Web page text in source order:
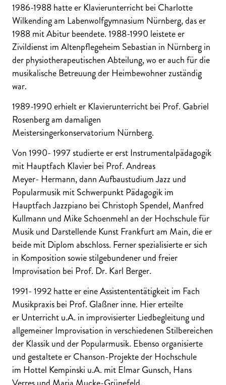
1986-1988 hatte er Klavierunterricht bei Charlotte
Wilkending am Labenwolfgymnasium Nürnberg, das er
1988 mit Abitur beendete. 1988-1990 leistete er
Zivildienst im Altenpflegeheim Sebastian in Nürnberg in
der physiotherapeutischen Abteilung, wo er auch für die
musikalische Betreuung der Heimbewohner zuständig
war.
1989-1990 erhielt er Klavierunterricht bei Prof. Gabriel
Rosenberg am damaligen
Meistersingerkonservatorium Nürnberg.
Von 1990- 1997 studierte er erst Instrumentalpädagogik
mit Hauptfach Klavier bei Prof. Andreas
Meyer- Hermann, dann Aufbaustudium Jazz und
Popularmusik mit Schwerpunkt Pädagogik im
Hauptfach Jazzpiano bei Christoph Spendel, Manfred
Kullmann und Mike Schoenmehl an der Hochschule für
Musik und Darstellende Kunst Frankfurt am Main, die er
beide mit Diplom abschloss. Ferner spezialisierte er sich
in Komposition sowie stilgebundener und freier
Improvisation bei Prof. Dr. Karl Berger.
1991- 1992 hatte er eine Assistententätigkeit im Fach
Musikpraxis bei Prof. Glaßner inne. Hier erteilte
er Unterricht u.A. in improvisierter Liedbegleitung und
allgemeiner Improvisation in verschiedenen Stilbereichen
der Klassik und der Popularmusik. Ebenso organisierte
und gestaltete er Chanson-Projekte der Hochschule
im Hottel Kempinski u.A. mit Elmar Gunsch, Hans